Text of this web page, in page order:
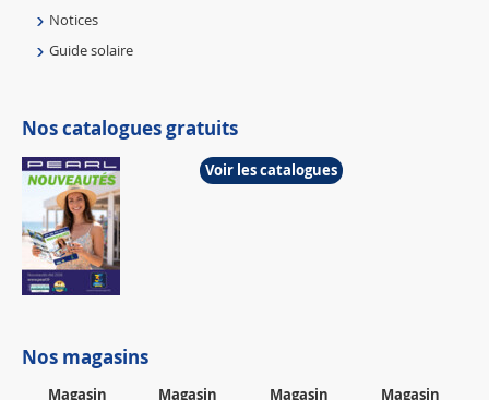
Notices
Guide solaire
Nos catalogues gratuits
Voir les catalogues
Nos magasins
Magasin
Magasin
Magasin
Magasin